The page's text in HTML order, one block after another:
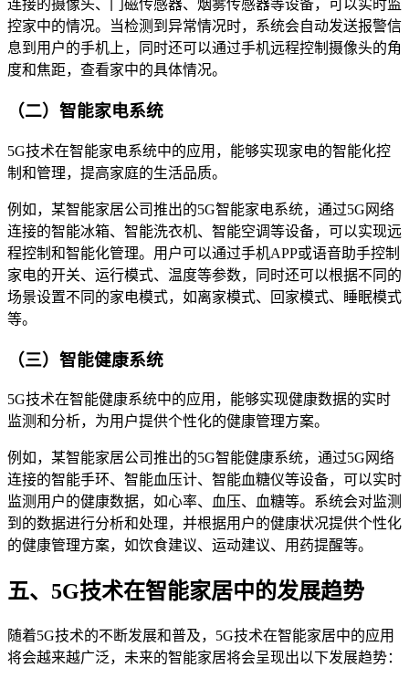
连接的摄像头、门磁传感器、烟雾传感器等设备，可以实时监
控家中的情况。当检测到异常情况时，系统会自动发送报警信
息到用户的手机上，同时还可以通过手机远程控制摄像头的角
度和焦距，查看家中的具体情况。
（二）智能家电系统
5G技术在智能家电系统中的应用，能够实现家电的智能化控
制和管理，提高家庭的生活品质。
例如，某智能家居公司推出的5G智能家电系统，通过5G网络
连接的智能冰箱、智能洗衣机、智能空调等设备，可以实现远
程控制和智能化管理。用户可以通过手机APP或语音助手控制
家电的开关、运行模式、温度等参数，同时还可以根据不同的
场景设置不同的家电模式，如离家模式、回家模式、睡眠模式
等。
（三）智能健康系统
5G技术在智能健康系统中的应用，能够实现健康数据的实时
监测和分析，为用户提供个性化的健康管理方案。
例如，某智能家居公司推出的5G智能健康系统，通过5G网络
连接的智能手环、智能血压计、智能血糖仪等设备，可以实时
监测用户的健康数据，如心率、血压、血糖等。系统会对监测
到的数据进行分析和处理，并根据用户的健康状况提供个性化
的健康管理方案，如饮食建议、运动建议、用药提醒等。
五、5G技术在智能家居中的发展趋势
随着5G技术的不断发展和普及，5G技术在智能家居中的应用
将会越来越广泛，未来的智能家居将会呈现出以下发展趋势：